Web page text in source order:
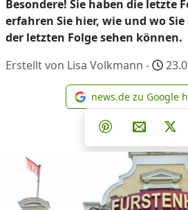
Besondere! Sie haben die letzte
erfahren Sie hier, wie und wo
der letzten Folge sehen können.
Erstellt von Lisa Volkmann -
news.de zu Google
Teilen aufTeilen
Teilen auf
Per E-